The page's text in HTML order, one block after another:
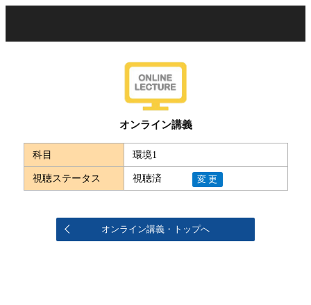
オンライン講義
科目 環境1
視聴ステータス 視聴済 変更
オンライン講義・トップへ